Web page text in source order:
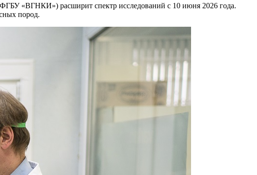
«ВГНКИ») расширит спектр исследований с 10 июня 2026 года.
пород.